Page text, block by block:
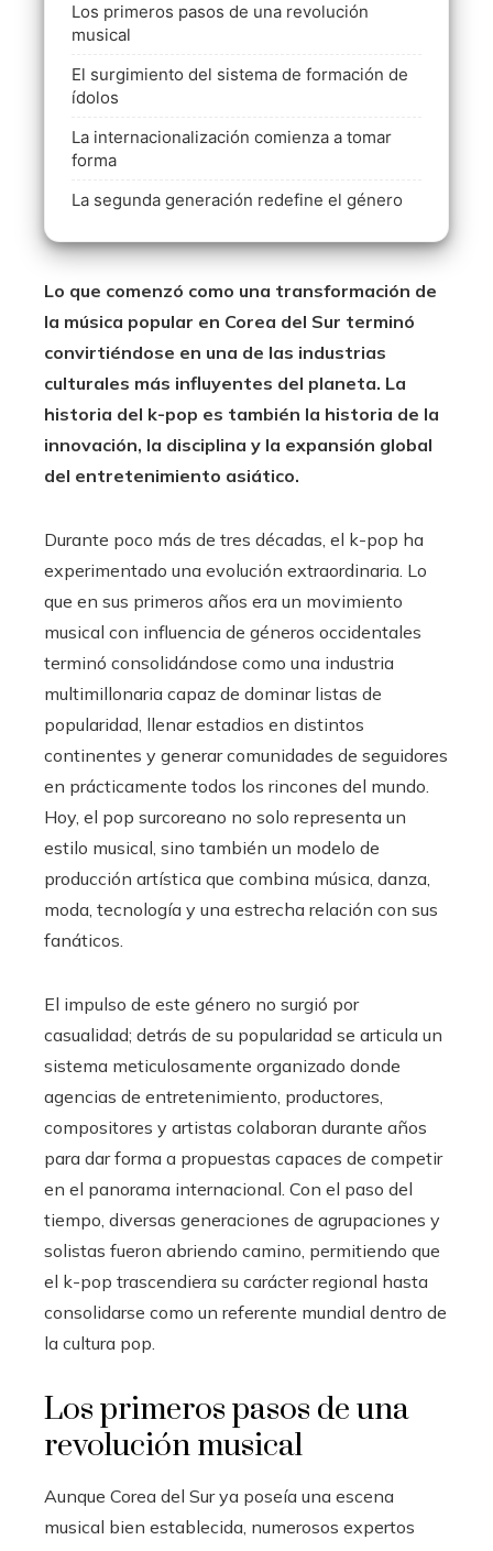
Los primeros pasos de una revolución
musical
El surgimiento del sistema de formación de
ídolos
La internacionalización comienza a tomar
forma
La segunda generación redefine el género
Lo que comenzó como una transformación de
la música popular en Corea del Sur terminó
convirtiéndose en una de las industrias
culturales más influyentes del planeta. La
historia del k-pop es también la historia de la
innovación, la disciplina y la expansión global
del entretenimiento asiático.
Durante poco más de tres décadas, el k-pop ha
experimentado una evolución extraordinaria. Lo
que en sus primeros años era un movimiento
musical con influencia de géneros occidentales
terminó consolidándose como una industria
multimillonaria capaz de dominar listas de
popularidad, llenar estadios en distintos
continentes y generar comunidades de seguidores
en prácticamente todos los rincones del mundo.
Hoy, el pop surcoreano no solo representa un
estilo musical, sino también un modelo de
producción artística que combina música, danza,
moda, tecnología y una estrecha relación con sus
fanáticos.
El impulso de este género no surgió por
casualidad; detrás de su popularidad se articula un
sistema meticulosamente organizado donde
agencias de entretenimiento, productores,
compositores y artistas colaboran durante años
para dar forma a propuestas capaces de competir
en el panorama internacional. Con el paso del
tiempo, diversas generaciones de agrupaciones y
solistas fueron abriendo camino, permitiendo que
el k-pop trascendiera su carácter regional hasta
consolidarse como un referente mundial dentro de
la cultura pop.
Los primeros pasos de una
revolución musical
Aunque Corea del Sur ya poseía una escena
musical bien establecida, numerosos expertos